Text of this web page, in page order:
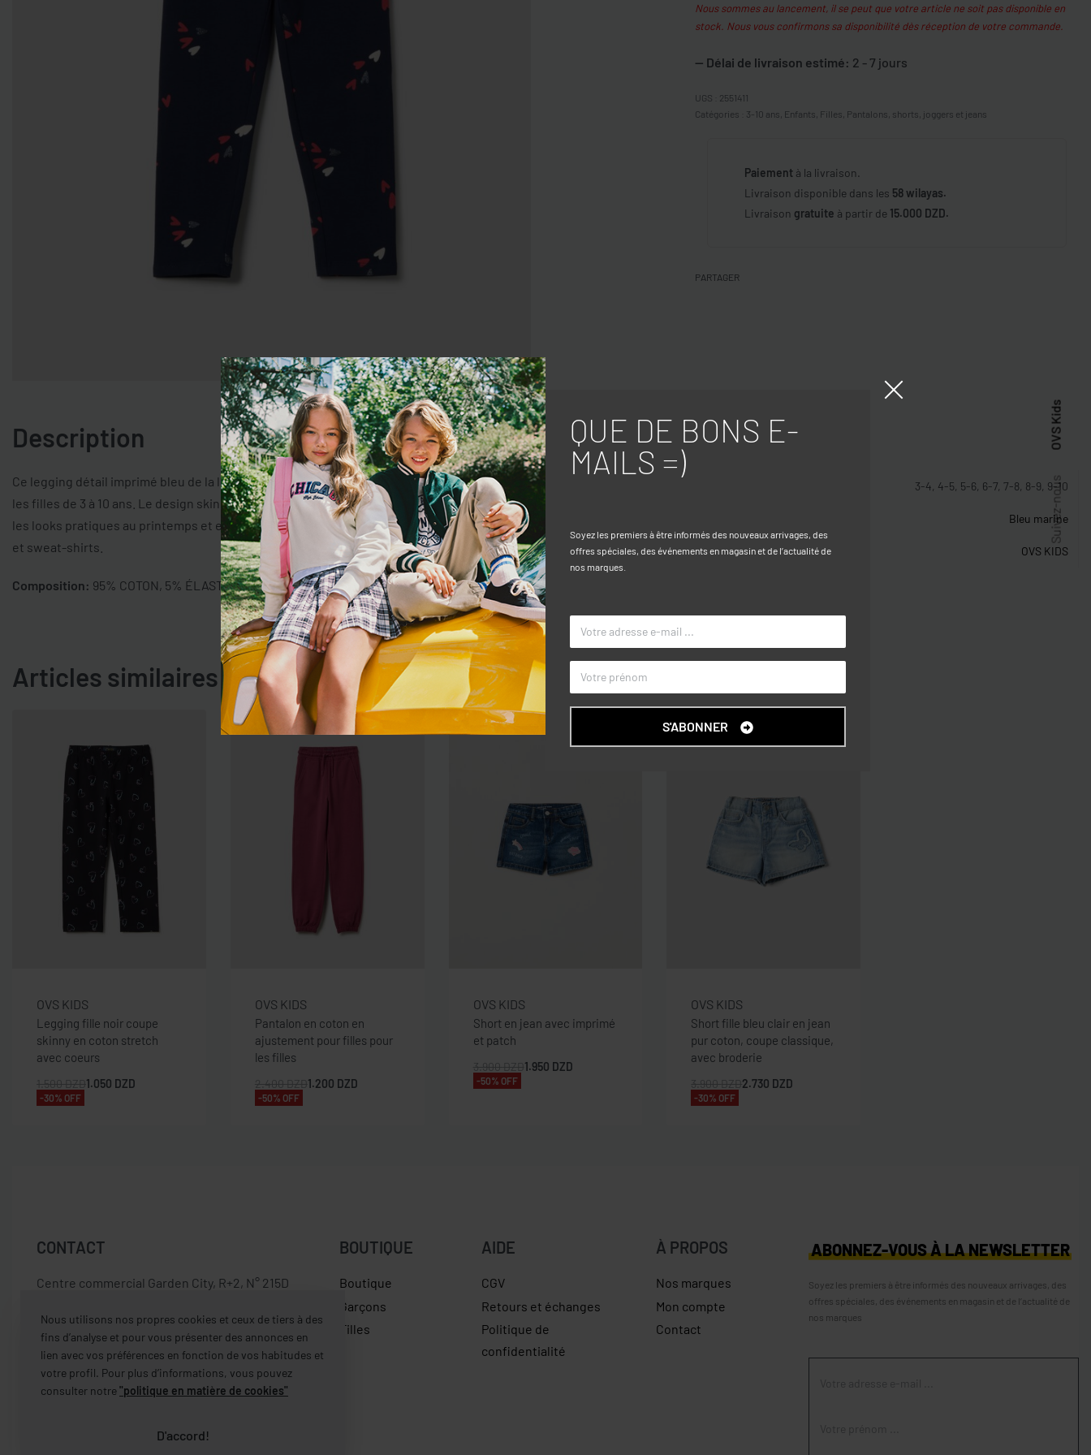
Nous sommes au lancement, il se peut que votre article ne soit pas disponible en
stock. Nous vous confirmons sa disponibilité dès réception de votre commande.
— Délai de livraison estimé: 2 - 7 jours
2551411
Catégories : 3-10 ans Enfants Filles Pantalons, shorts, joggers et jeans
Paiement à la livraison.
Livraison disponible dans les 58 wilayas.
Livraison gratuite à partir de 15.000 DZD.
PARTAGER
Description
Ce legging détail imprimé bleu de la ligne OVS KIDS est confectionné en coton stretch, parfait pour
les filles de 3 à 10 ans. Le design skinny avec taille élastique assure un ajustement parfait. Idéal pour
les looks pratiques au printemps et en été, c’est une pièce polyvalente à associer avec divers t-shirts
et sweat-shirts.
Composition: 95% COTON, 5% ÉLASTHANNE
Caractéristiques
3-4, 4-5, 5-6, 6-7, 7-8, 8-9, 9-10
Bleu marine
MARQUE OVS KIDS
Articles similaires
OVS KIDS
Legging fille noir coupe
skinny en coton stretch
avec coeurs
1.050 DZD
-30% OFF
OVS KIDS
Pantalon en coton en
ajustement pour filles pour
les filles
1.200 DZD
-50% OFF
OVS KIDS
Short en jean avec imprimé
et patch
1.950 DZD
-50% OFF
OVS KIDS
Short fille bleu clair en jean
pur coton, coupe classique,
avec broderie
2.730 DZD
-30% OFF
CONTACT
Centre commercial Garden City, R+2, N° 215D
contact [@] castelbrands.com
0560 497 682
BOUTIQUE
Boutique
Garçons
Filles
AIDE
CGV
Retours et échanges
Politique de
confidentialité
À PROPOS
Nos marques
Mon compte
Contact
ABONNEZ-VOUS À LA NEWSLETTER
Soyez les premiers à être informés des nouveaux arrivages, des
offres spéciales, des événements en magasin et de l’actualité de
nos marques
Suivez-nous
OVS Kids
Nous utilisons nos propres cookies et ceux de tiers à des
fins d’analyse et pour vous présenter des annonces en
lien avec vos préférences en fonction de vos habitudes et
votre profil. Pour plus d’informations, vous pouvez
consulter notre"politique en matière de cookies"
D'accord!
QUE DE BONS E-
MAILS =)
Soyez les premiers à être informés des nouveaux arrivages, des
offres spéciales, des événements en magasin et de l’actualité de
nos marques.
S'ABONNER